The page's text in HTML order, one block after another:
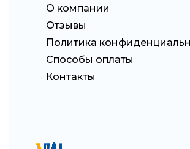
О компании
Отзывы
Политика
Способы оплаты
Контакты